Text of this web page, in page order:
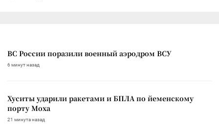
ВС России поразили военный аэродром ВСУ
6 минут назад
Хуситы ударили ракетами и БПЛА по йеменскому
порту Моха
21 минута назад